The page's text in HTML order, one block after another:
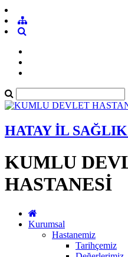
HATAY İL
KUMLU
HASTANESİ
Kurumsal
Hastanemiz
Tarihçemiz